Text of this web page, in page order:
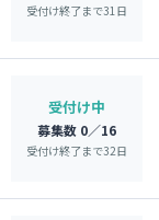
受付け終了まで31 日
受付け中
募集数 0／16
受付け終了まで32日